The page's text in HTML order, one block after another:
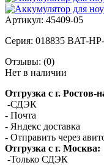
Артикул: 45409-05
Серия: 018835 BAT-
Отзывы: (0)
Нет в наличии
Отгрузка с г. Ростов-
-СДЭК
- Почта
- Яндекс доставка
- Отправить через
Отгрузка с г. Москва:
-Только СДЭК